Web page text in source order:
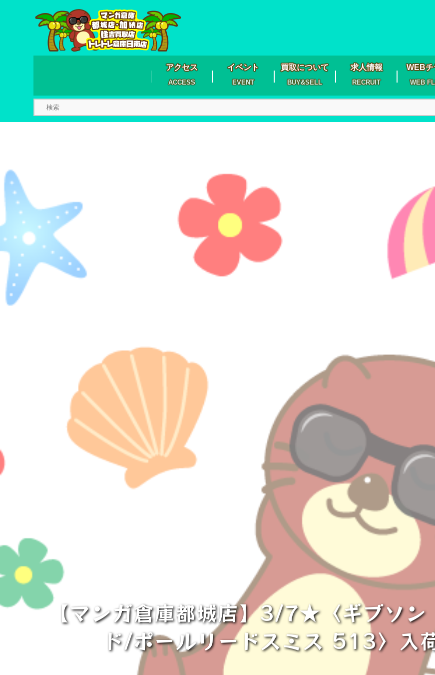
アクセス
ACCESS
イベント
EVENT
買取について
BUY&SELL
求人情報
RECRUIT
WEBチ
WEB
【マンガ倉庫都城店】3/7★〈ギブソ
ド/ポールリードスミス 513〉入